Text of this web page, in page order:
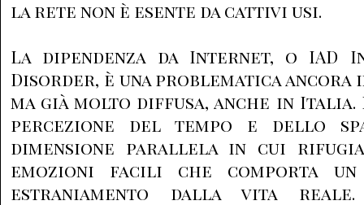
la rete non è esente da cattivi usi.
La dipendenza da Internet, o IAD
Disorder, è una problematica ancora
ma già molto diffusa, anche in
percezione del tempo e dello
dimensione parallela in cui
emozioni facili che comporta
estraniamento dalla vita reale.